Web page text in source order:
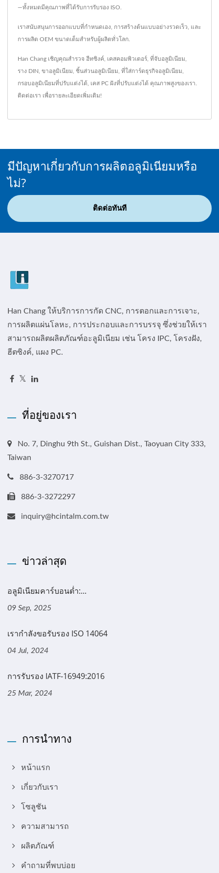
—ทั้งหมดมีคุณภาพที่ได้รับการรับรอง ISO.
เราสนับสนุนการออกแบบที่กำหนดเอง, การสร้างต้นแบบอย่างรวดเร็ว, และ
การผลิต OEM ขนาดเต็มสำหรับผู้ผลิตทั่วโลก.
Han Chang เชิญคุณสำรวจ ฮีทซิงค์ เคสคอมพิวเตอร์ ที่จับอลูมิเนียม
ราง DIN ขาอลูมิเนียม ชิ้นส่วนอลูมิเนียม ที่ใส่การ์ดธุรกิจอลูมิเนียม
กรอบอลูมิเนียมที่ปรับแต่งได้ เคส PC ฝังที่ปรับแต่งได้ คุณภาพสูงของเรา.
ติดต่อเรา เพื่อรายละเอียดเพิ่มเติม!
มีปัญหาเกี่ยวกับการผลิตอลูมิเนียมหรือ
ไม่?
ติดต่อทันที
Han Chang ให้บริการการกัด CNC, การตอกและการเจาะ,
การผลิตแผ่นโลหะ, การประกอบและการบรรจุ ซึ่งช่วยให้เรา
สามารถผลิตผลิตภัณฑ์อะลูมิเนียม เช่น โครง IPC, โครงฝัง,
ฮีตซิงค์, แผง PC.
ที่อยู่ของเรา
No. 7, Dinghu 9th St., Guishan Dist., Taoyuan City 333,
Taiwan
886-3-3270717
886-3-3272297
inquiry@hcintalm.com.tw
ข่าวล่าสุด
อลูมิเนียมคาร์บอนต่ำ:...
09 Sep, 2025
เรากำลังขอรับรอง ISO 14064
04 Jul, 2024
การรับรอง IATF-16949:2016
25 Mar, 2024
การนำทาง
หน้าแรก
เกี่ยวกับเรา
โซลูชัน
ความสามารถ
ผลิตภัณฑ์
คำถามที่พบบ่อย